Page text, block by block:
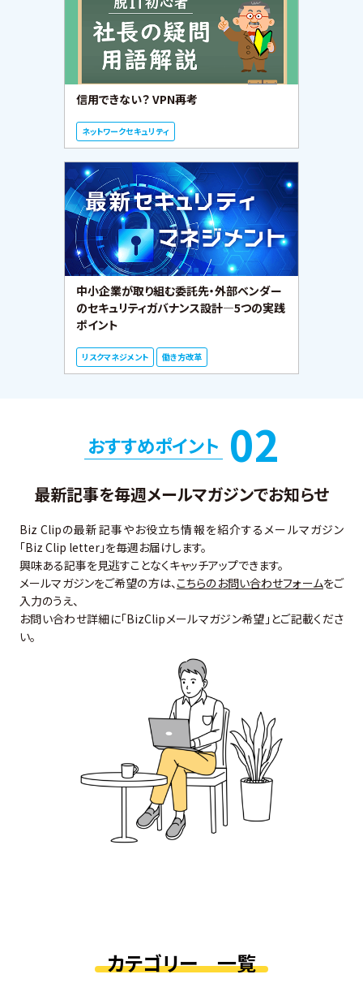
信用できない？ VPN再考
ネットワークセキュリティ
中小企業が取り組む委託先・外部ベンダー
のセキュリティガバナンス設計―5つの実践
ポイント
リスクマネジメント 働き方改革
おすすめポイント 02
最新記事を毎週メールマガジンでお知らせ
Biz Clipの最新記事やお役立ち情報を紹介するメールマガジン
「Biz Clip letter」を毎週お届けします。
興味ある記事を見逃すことなくキャッチアップできます。
メールマガジンをご希望の方は、 こちらのお問い合わせフォームをご
入力のうえ、
お問い合わせ詳細に「BizClipメールマガジン希望」とご記載くださ
い。
カテゴリー 一覧